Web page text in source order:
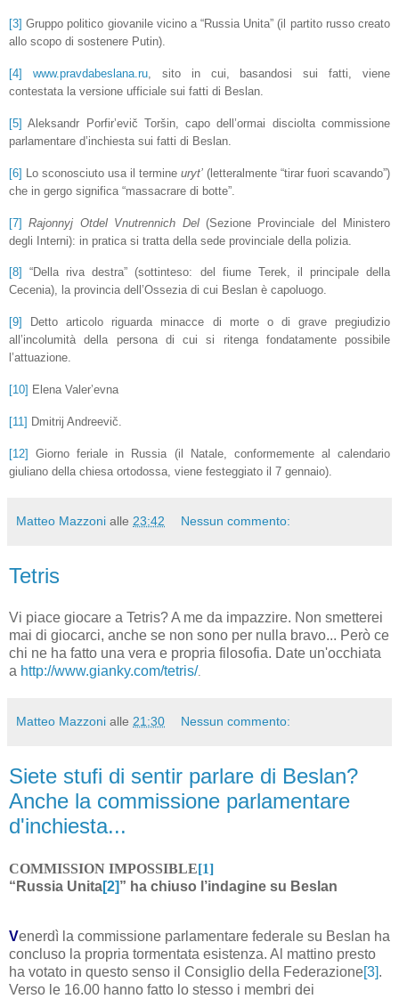
[3] Gruppo politico giovanile vicino a “Russia Unita” (il partito russo creato
allo scopo di sostenere Putin).
[4] www.pravdabeslana.ru, sito in cui, basandosi sui fatti, viene
contestata la versione ufficiale sui fatti di Beslan.
[5] Aleksandr Porfir’evič Toršin, capo dell’ormai disciolta commissione
parlamentare d’inchiesta sui fatti di Beslan.
[6] Lo sconosciuto usa il termine uryt’ (letteralmente “tirar fuori scavando”)
che in gergo significa “massacrare di botte”.
[7] Rajonnyj Otdel Vnutrennich Del(Sezione Provinciale del Ministero
degli Interni): in pratica si tratta della sede provinciale della polizia.
[8]
“Della riva destra” (sottinteso: del fiume Terek, il principale della
Cecenia), la provincia dell’Ossezia di cui Beslan è capoluogo.
[9]
Detto articolo riguarda minacce di morte o di grave pregiudizio
all’incolumità della persona di cui si ritenga fondatamente possibile
l’attuazione.
[10] Elena Valer’evna
[11] Dmitrij Andreevič.
[12] Giorno feriale in Russia (il Natale, conformemente al calendario
giuliano della chiesa ortodossa, viene festeggiato il 7 gennaio).
Matteo Mazzoni alle 23:42 Nessun commento:
Tetris
Vi piace giocare a Tetris? A me da impazzire. Non smetterei
mai di giocarci, anche se non sono per nulla bravo... Però ce
chi ne ha fatto una vera e propria filosofia. Date un'occhiata
a http://www.gianky.com/tetris/.
Matteo Mazzoni alle 21:30 Nessun commento:
Siete stufi di sentir parlare di Beslan?
Anche la commissione parlamentare
d'inchiesta...
COMMISSION IMPOSSIBLE[1]
“Russia Unita[2]” ha chiuso l’indagine su Beslan
Venerdì la commissione parlamentare federale su Beslan ha
concluso la propria tormentata esistenza. Al mattino presto
ha votato in questo senso il Consiglio della Federazione[3].
Verso le 16.00 hanno fatto lo stesso i membri dei